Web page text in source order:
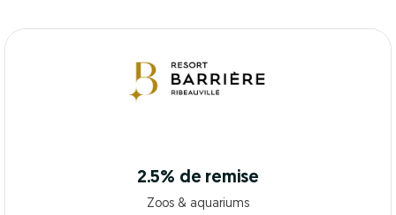
2.5% de remise
Zoos & aquariums